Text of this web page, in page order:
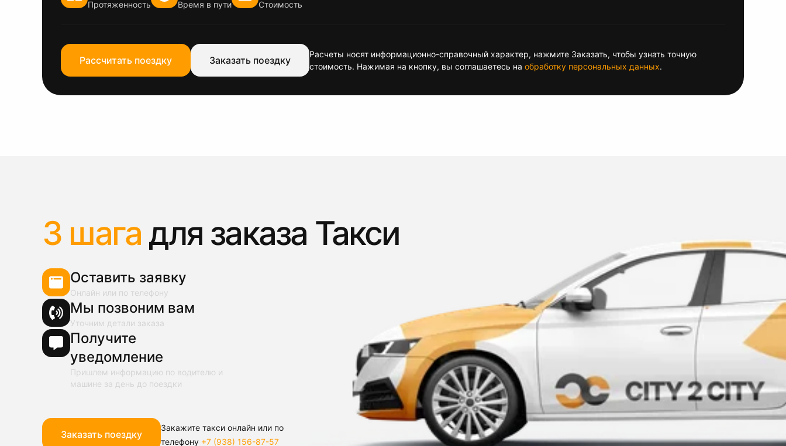
Протяженность Время в пути Стоимость
Рассчитать поездку Заказать поездку
Расчеты носят информационно-справочный характер, нажмите Заказать, чтобы узнать точную
стоимость. Нажимая на кнопку, вы соглашаетесь на обработку персональных данных.
3 шага для заказа Такси
Оставить заявку
Онлайн или по телефону
Мы позвоним вам
Уточним детали заказа
Получите
уведомление
Пришлем информацию по водителю и
машине за день до поездки
Заказать поездку
Закажите такси онлайн или по
телефону +7 (938) 156-87-57